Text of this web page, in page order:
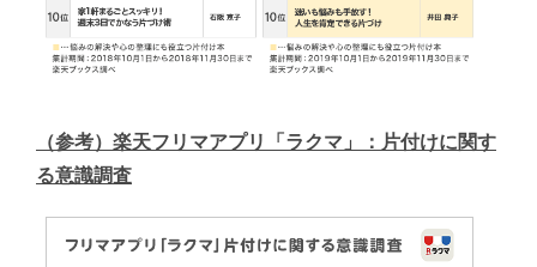
（参考）楽天フリマアプリ「ラクマ」：片付けに関す
る意識調査​